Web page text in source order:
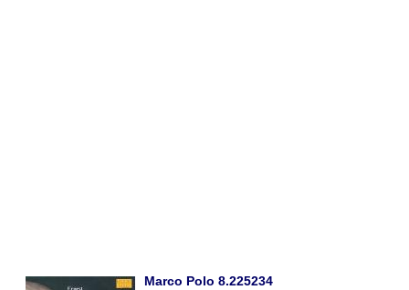
Marco Polo 8.225234